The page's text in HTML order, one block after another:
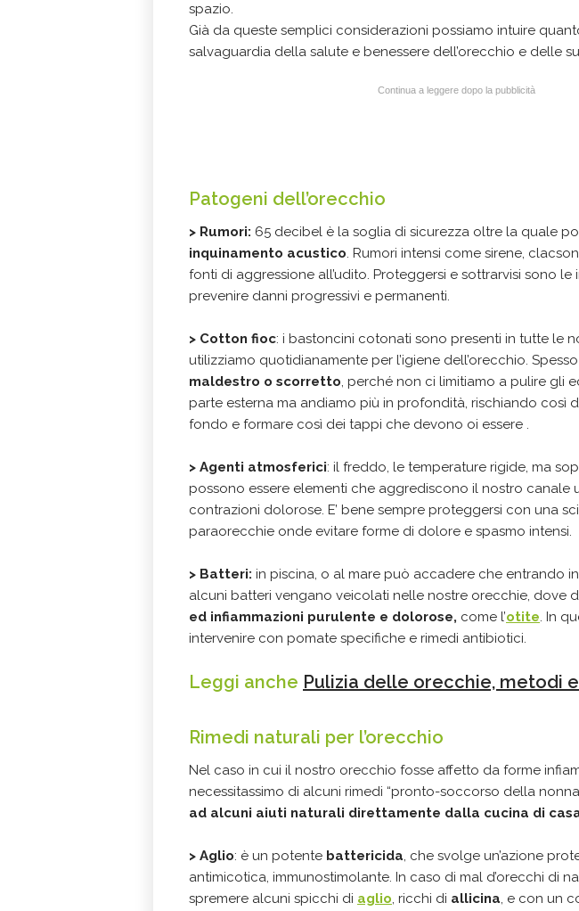
spazio.
Già da queste semplici considerazioni possiamo intuire
salvaguardia della salute e benessere dell’orecchio e delle
Continua a leggere dopo la pubblicità
Patogeni dell’orecchio
> Rumori: 65 decibel è la soglia di sicurezza oltre la quale
inquinamento acustico. Rumori intensi come sirene,
fonti di aggressione all’udito. Proteggersi e sottrarvisi sono
prevenire danni progressivi e permanenti.
> Cotton fioc: i bastoncini cotonati sono presenti in tutte le
utilizziamo quotidianamente per l’igiene dell’orecchio.
maldestro o scorretto, perché non ci limitiamo a pulire gli
parte esterna ma andiamo più in profondità, rischiando così
fondo e formare così dei tappi che devono oi essere .
> Agenti atmosferici: il freddo, le temperature rigide, ma
possono essere elementi che aggrediscono il nostro canale
contrazioni dolorose. E’ bene sempre proteggersi con una
paraorecchie onde evitare forme di dolore e spasmo intensi.
> Batteri: in piscina, o al mare può accadere che entrando
alcuni batteri vengano veicolati nelle nostre orecchie, dove
ed infiammazioni purulente e dolorose, come l’otite. In
intervenire con pomate specifiche e rimedi antibiotici.
Leggi anche Pulizia delle orecchie, metodi
Rimedi naturali per l’orecchio
Nel caso in cui il nostro orecchio fosse affetto da forme
necessitassimo di alcuni rimedi “pronto-soccorso della
ad alcuni aiuti naturali direttamente dalla cucina di
> Aglio: è un potente battericida, che svolge un’azione
antimicotica, immunostimolante. In caso di mal d’orecchi di
spremere alcuni spicchi di aglio, ricchi di allicina, e con un